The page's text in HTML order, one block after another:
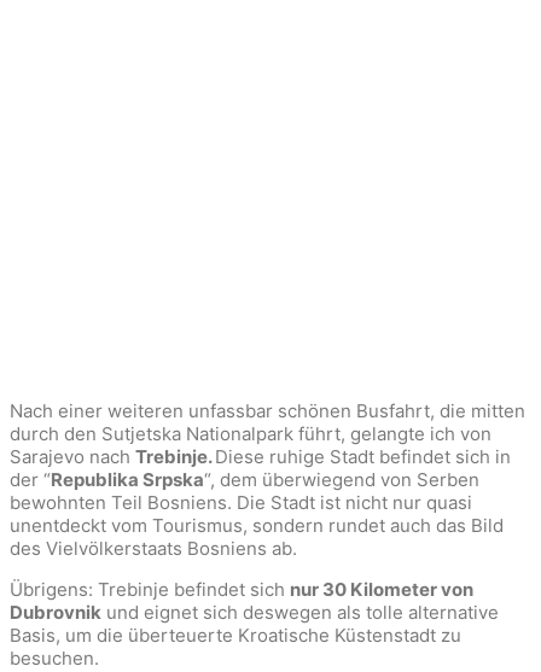
Nach einer weiteren unfassbar schönen Busfahrt, die mitten
durch den Sutjetska Nationalpark führt, gelangte ich von
Sarajevo nach Trebinje.Diese ruhige Stadt befindet sich in
der “Republika Srpska“, dem überwiegend von Serben
bewohnten Teil Bosniens. Die Stadt ist nicht nur quasi
unentdeckt vom Tourismus, sondern rundet auch das Bild
des Vielvölkerstaats Bosniens ab.
Übrigens: Trebinje befindet sich nur 30 Kilometer von
Dubrovnik und eignet sich deswegen als tolle alternative
Basis, um die überteuerte Kroatische Küstenstadt zu
besuchen.